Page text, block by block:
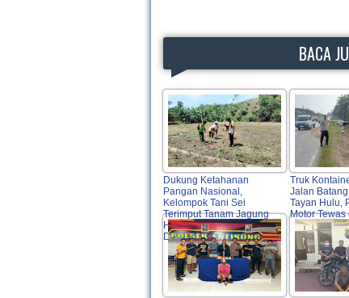
BACA
Dukung Ketahanan
Pangan Nasional,
Kelompok Tani Sei
Terimput Tanam Jagung
Hibrida di Beduai
Didampingi Polri
Truk
Jalan
Tayan Hulu,
Motor Tewas